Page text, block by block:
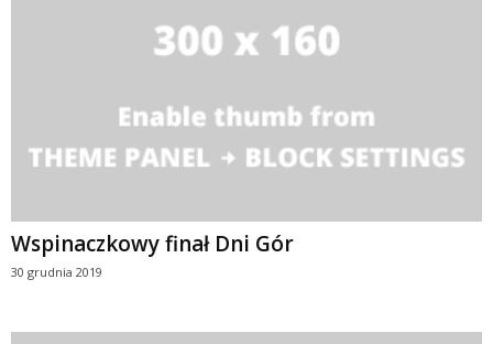
Wspinaczkowy finał Dni Gór
30 grudnia 2019